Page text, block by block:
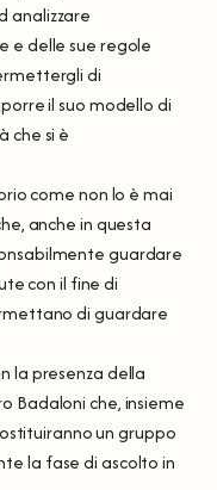
analizzare
e delle sue regole
di
il suo modello di
che si è
come non lo è mai
anche in questa
guardare
con il fine di
di guardare
la presenza della
Badaloni che, insieme
un gruppo
la fase di ascolto in